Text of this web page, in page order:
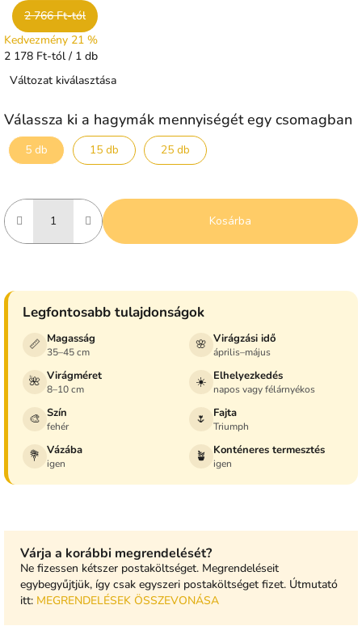
2 766 Ft-tól
Kedvezmény 21 %
Egységár:
2 178 Ft-tól / 1 db
Változat kiválasztása
Válassza ki a hagymák mennyiségét egy csomagban
5 db 15 db 25 db
Kosárba
Legfontosabb tulajdonságok
📏 Magasság
35–45 cm 🌸 Virágzási idő
április–május
🌺 Virágméret
8–10 cm ☀️ Elhelyezkedés
napos vagy félárnyékos
🎨 Szín
fehér 🌷 Fajta
Triumph
💐 Vázába
igen 🪴 Konténeres termesztés
igen
Várja a korábbi megrendelését?
Ne fizessen kétszer postaköltséget. Megrendeléseit
egybegyűjtjük, így csak egyszeri postaköltséget fizet. Útmutató
itt: MEGRENDELÉSEK ÖSSZEVONÁSA